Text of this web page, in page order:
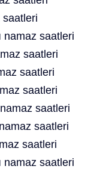
saatleri
namaz saatleri
saatleri
saatleri
saatleri
saatleri
saatleri
saatleri
namaz saatleri